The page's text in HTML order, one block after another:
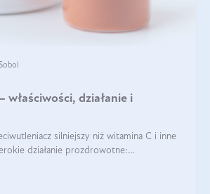
właściwości, działanie i
silniejszy niż witamina C i inne
działanie prozdrowotne: